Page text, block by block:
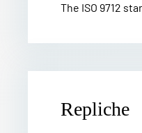
The ISO 9712
Repliche